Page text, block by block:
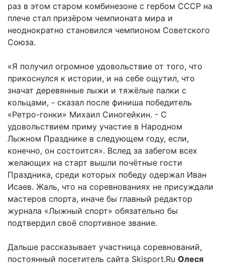
раз в этом старом комбинезоне с гербом СССР на
плече стал призёром чемпионата мира и
неоднократно становился чемпионом Советского
Союза.
«Я получил огромное удовольствие от того, что
прикоснулся к истории, и на себе ощутил, что
значат деревянные лыжи и тяжёлые палки с
кольцами, - сказал после финиша победитель
«Ретро-гонки» Михаил Синогейкин. - С
удовольствием приму участие в Народном
Лыжном Празднике в следующем году, если,
конечно, он состоится». Вслед за забегом всех
желающих на старт вышли почётные гости
Праздника, среди которых победу одержал Иван
Исаев. Жаль, что на соревнованиях не присуждали
мастеров спорта, иначе бы главный редактор
журнала «Лыжный спорт» обязательно бы
подтвердил своё спортивное звание.
Дальше рассказывает участница соревнований,
постоянный посетитель сайта Skisport.Ru Олеся